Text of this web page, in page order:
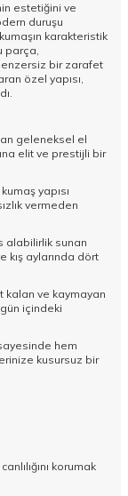
estetiğini ve
duruşu
karakteristik
parça,
bir zarafet
özel yapısı,
geleneksel el
elit ve prestijli bir
yapısı
vermeden
alabilirlik sunan
kış aylarında dört
kalan ve kaymayan
içindeki
hem
kusursuz bir
korumak